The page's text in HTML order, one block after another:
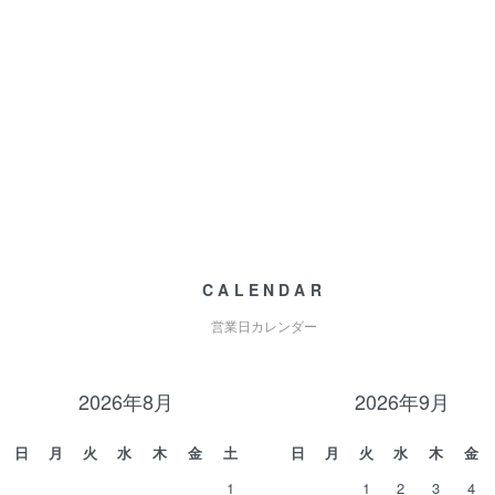
CALENDAR
営業日カレンダー
2026年8月
日 月 火 水 木 金
土
1
2026年9月
日 月 火 水 木
金
1
2 3 4